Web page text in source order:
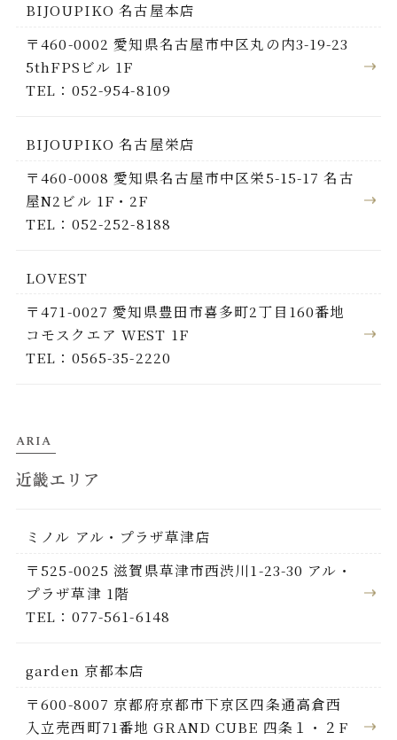
BIJOUPIKO 名古屋本店
〒460-0002 愛知県名古屋市中区丸の内3-19-23
5thFPSビル 1F
TEL：052-954-8109
BIJOUPIKO 名古屋栄店
〒460-0008 愛知県名古屋市中区栄5-15-17 名古
屋N2ビル 1F・2F
TEL：052-252-8188
LOVEST
〒471-0027 愛知県豊田市喜多町2丁目160番地
コモスクエア WEST 1F
TEL：0565-35-2220
ARIA
近畿エリア
ミノル アル・プラザ草津店
〒525-0025 滋賀県草津市西渋川1-23-30 アル・
プラザ草津 1階
TEL：077-561-6148
garden 京都本店
〒600-8007 京都府京都市下京区四条通高倉西
入立売西町71番地 GRAND CUBE 四条１・２F